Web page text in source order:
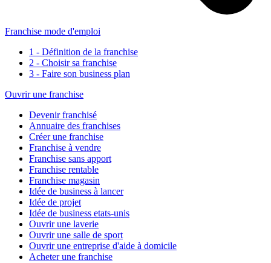
Franchise mode d'emploi
1 - Définition de la franchise
2 - Choisir sa franchise
3 - Faire son business plan
Ouvrir une franchise
Devenir franchisé
Annuaire des franchises
Créer une franchise
Franchise à vendre
Franchise sans apport
Franchise rentable
Franchise magasin
Idée de business à lancer
Idée de projet
Idée de business etats-unis
Ouvrir une laverie
Ouvrir une salle de sport
Ouvrir une entreprise d'aide à domicile
Acheter une franchise